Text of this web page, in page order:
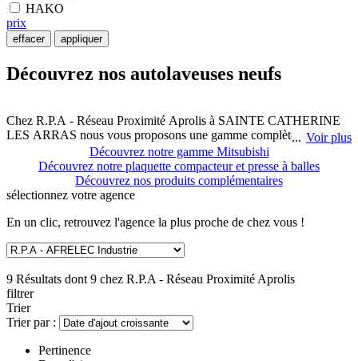
HAKO
prix
effacer appliquer
Découvrez nos autolaveuses neufs
Chez R.P.A - Réseau Proximité Aprolis à SAINTE CATHERINE
LES ARRAS nous vous proposons une gamme complète
d'autolaveuses compactes et maniables neuf. Parmi nos références
vous pourrez retrouver des autolaveuses pour des petites, moyennes
et grandes surfaces. Pour plus d'informations sur une référence
n'hésitez pas à nous contacter.
Voir plus
Découvrez notre gamme Mitsubishi
Découvrez notre plaquette compacteur et presse à balles
Découvrez nos produits complémentaires
sélectionnez votre agence
En un clic, retrouvez l'agence la plus proche de chez vous !
9 Résultats dont 9 chez R.P.A - Réseau Proximité Aprolis
filtrer
Trier
Trier par :
Pertinence